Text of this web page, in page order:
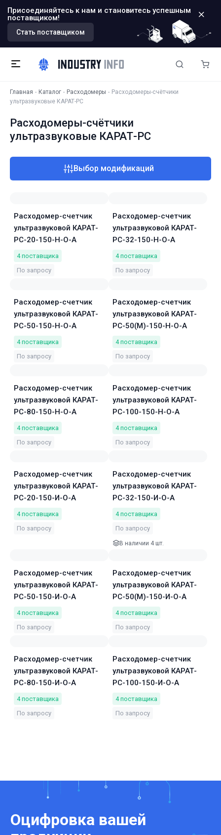
Присоединяйтесь к нам и становитесь успешным
поставщиком!
Стать поставщиком
Главная Каталог Расходомеры
Расходомеры-счётчики
ультразвуковые КАРАТ-РС
Расходомеры-счётчики
ультразвуковые КАРАТ-РС
Выбор модификаций
Расходомер-счетчик
ультразвуковой КАРАТ-
РС-20-150-Н-О-А
4 поставщика
По запросу
Расходомер-счетчик
ультразвуковой КАРАТ-
РС-32-150-Н-О-А
4 поставщика
По запросу
Расходомер-счетчик
ультразвуковой КАРАТ-
РС-50-150-Н-О-А
4 поставщика
По запросу
Расходомер-счетчик
ультразвуковой КАРАТ-
РС-50(М)-150-Н-О-А
4 поставщика
По запросу
Расходомер-счетчик
ультразвуковой КАРАТ-
РС-80-150-Н-О-А
4 поставщика
По запросу
Расходомер-счетчик
ультразвуковой КАРАТ-
РС-100-150-Н-О-А
4 поставщика
По запросу
Расходомер-счетчик
ультразвуковой КАРАТ-
РС-20-150-И-О-А
4 поставщика
По запросу
Расходомер-счетчик
ультразвуковой КАРАТ-
РС-32-150-И-О-А
4 поставщика
По запросу
В наличии 4 шт.
Расходомер-счетчик
ультразвуковой КАРАТ-
РС-50-150-И-О-А
4 поставщика
По запросу
Расходомер-счетчик
ультразвуковой КАРАТ-
РС-50(М)-150-И-О-А
4 поставщика
По запросу
Расходомер-счетчик
ультразвуковой КАРАТ-
РС-80-150-И-О-А
4 поставщика
По запросу
Расходомер-счетчик
ультразвуковой КАРАТ-
РС-100-150-И-О-А
4 поставщика
По запросу
Оцифровка вашей